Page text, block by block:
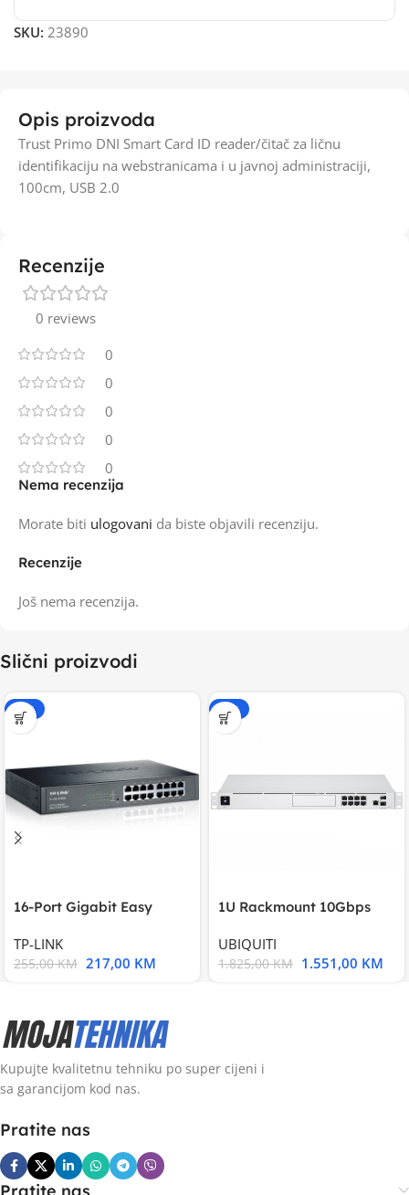
SKU: 23890
Opis proizvoda
Trust Primo DNI Smart Card ID reader/čitač za ličnu
identifikaciju na webstranicama i u javnoj administraciji,
100cm, USB 2.0
Recenzije
0 reviews
0
0
0
0
0
Recenzije
Još nema recenzija.
Nema recenzija
Morate biti ulogovani da biste objavili recenziju.
Slični proizvodi
-15%
16-Port Gigabit Easy
TP-LINK
255,00KM 217,00 KM
-15%
1U Rackmount 10Gbps
UBIQUITI
1.825,00KM 1.551,00 KM
Kupujte kvalitetnu tehniku po super cijeni i
sa garancijom kod nas.
Pratite nas